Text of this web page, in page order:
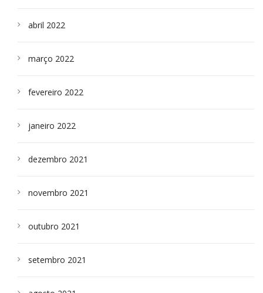
abril 2022
março 2022
fevereiro 2022
janeiro 2022
dezembro 2021
novembro 2021
outubro 2021
setembro 2021